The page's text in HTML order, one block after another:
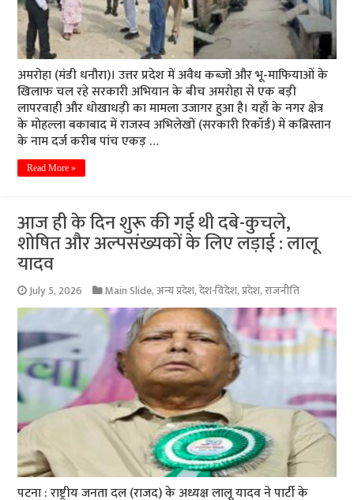
अमरोहा (मंडी धनौरा)। उत्तर प्रदेश में अवैध कब्जों और भू-माफियाओं के
खिलाफ चल रहे सरकारी अभियान के बीच अमरोहा से एक बड़ी
लापरवाही और धोखाधड़ी का मामला उजागर हुआ है। यहाँ के नगर क्षेत्र
के मोहल्ला बकाबाद में राजस्व अभिलेखों (सरकारी रिकॉर्ड) में कब्रिस्तान
के नाम दर्ज करीब पांच एकड़ …
Read More »
आज ही के दिन शुरू की गई थी दबे-कुचले,
शोषित और अल्पसंख्यकों के लिए लड़ाई : लालू
यादव
July 5, 2026 Main Slide,अन्य प्रदेश,देश-विदेश,प्रदेश,राजनीति
पटना : राष्ट्रीय जनता दल (राजद) के अध्यक्ष लालू यादव ने पार्टी के